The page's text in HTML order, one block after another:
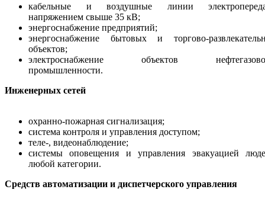
кабельные и воздушные линии
напряжением свыше 35 кВ;
энергоснабжение предприятий;
энергоснабжение бытовых и торгово-
объектов;
электроснабжение объектов
промышленности.
Инженерных сетей
охранно-пожарная сигнализация;
система контроля и управления доступом;
теле-, видеонаблюдение;
системы оповещения и управления эвакуацией
любой категории.
Средств автоматизации и диспетчерского управления